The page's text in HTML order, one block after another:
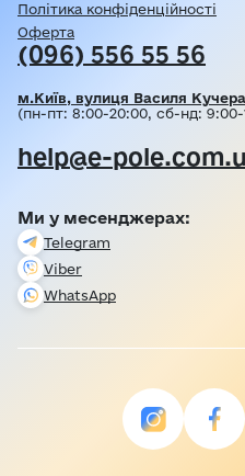
Політика конфіденційності
Оферта
(096) 556 55 56
м.Київ, вулиця Василя
(пн-пт: 8:00-20:00, сб-нд: 9:00-
help@e-
Ми у месенджерах:
Telegram
Viber
WhatsApp